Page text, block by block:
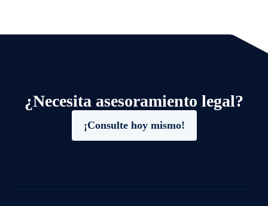
¿Necesita asesoramiento legal?
¡Consulte hoy mismo!